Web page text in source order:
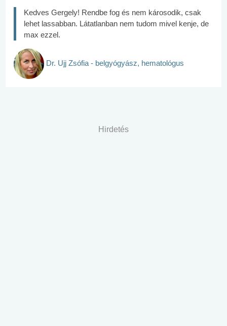
Kedves Gergely! Rendbe fog és nem károsodik, csak
lehet lassabban. Látatlanban nem tudom mivel kenje, de
max ezzel.
Dr. Ujj Zsófia - belgyógyász, hematológus
Hirdetés